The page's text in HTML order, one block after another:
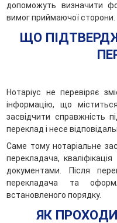
допоможуть визначити
вимог приймаючої сторони.
ЩО
Нотаріус не перевіряє
інформацію, що
засвідчити справжність
переклад і несе
Саме тому нотаріальне
перекладача,
документами. Після
перекладача та
встановленого порядку.
ЯК